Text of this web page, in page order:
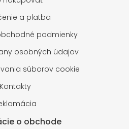
a platba
podmienky
osobných údajov
súborov cookie
Kontakty
o obchode